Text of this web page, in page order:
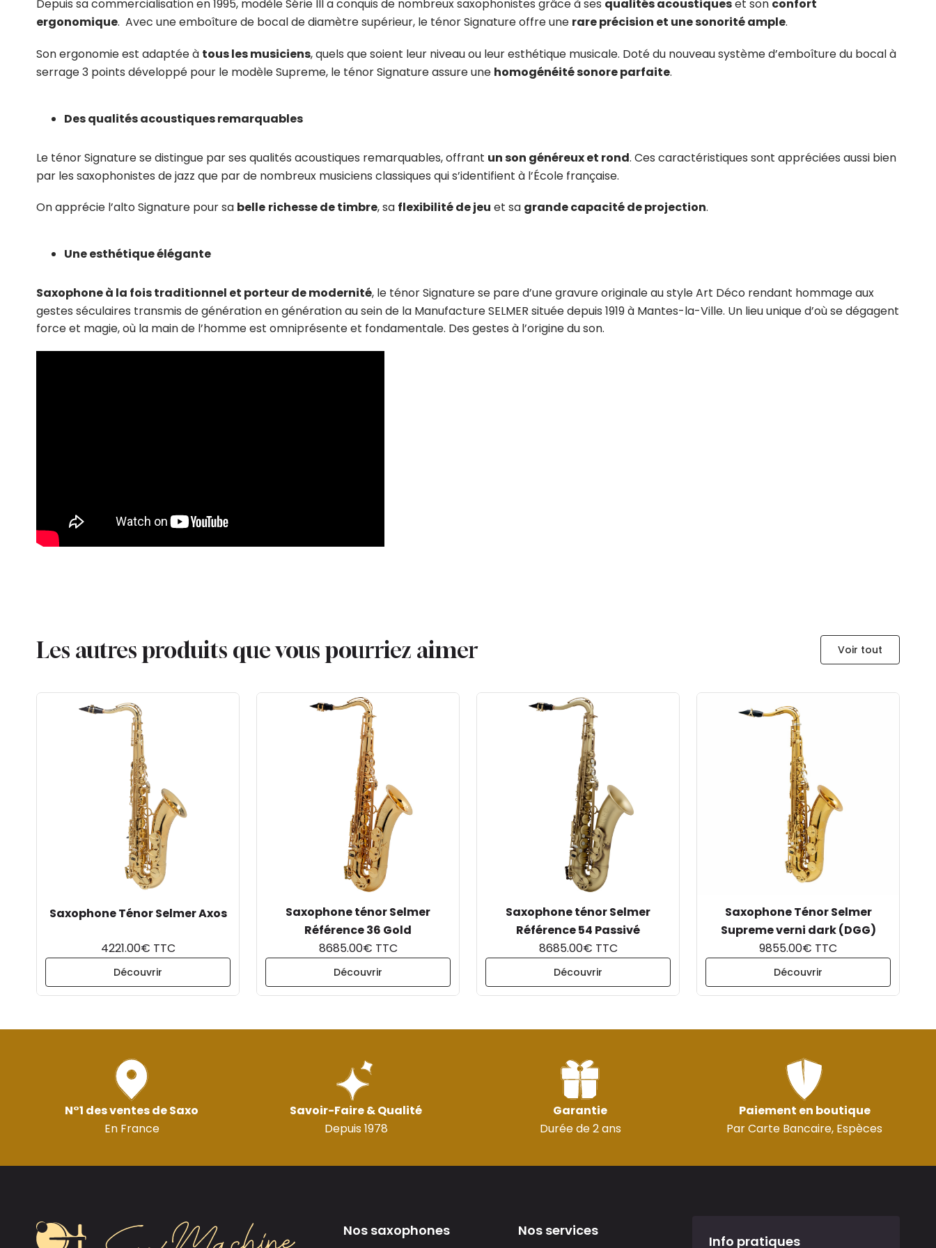
Depuis sa commercialisation en 1995, modèle Série III a conquis de nombreux saxophonistes grâce à ses qualités acoustiqueset son confort
ergonomique. Avec une emboîture de bocal de diamètre supérieur, le ténor Signature offre une rare précision et une sonorité ample.
Son ergonomie est adaptée à tous les musiciens, quels que soient leur niveau ou leur esthétique musicale. Doté du nouveau système d’emboîture du bocal à
serrage 3 points développé pour le modèle Supreme, le ténor Signature assure une homogénéité sonore parfaite.
Des qualités acoustiques remarquables
Le ténor Signature se distingue par ses qualités acoustiques remarquables, offrant un son généreux et rond. Ces caractéristiques sont appréciées aussi bien
par les saxophonistes de jazz que par de nombreux musiciens classiques qui s’identifient à l’École française.
On apprécie l’alto Signature pour sa belle richesse de timbre, sa flexibilité de jeu et sa grande capacité de projection.
Une esthétique élégante
Saxophone à la fois traditionnel et porteur de modernité, le ténor Signature se pare d’une gravure originale au style Art Déco rendant hommage aux
gestes séculaires transmis de génération en génération au sein de la Manufacture SELMER située depuis 1919 à Mantes-la-Ville. Un lieu unique d’où se dégagent
force et magie, où la main de l’homme est omniprésente et fondamentale. Des gestes à l’origine du son.
Les autres produits que vous pourriez aimer Voir tout
Saxophone Ténor Selmer Axos
4221.00€ TTC
Découvrir
Saxophone ténor Selmer
Référence 36 Gold
8685.00€ TTC
Découvrir
Saxophone ténor Selmer
Référence 54 Passivé
8685.00€ TTC
Découvrir
Saxophone Ténor Selmer
Supreme verni dark (DGG)
9855.00€ TTC
Découvrir
N°1 des ventes de Saxo
En France
Savoir-Faire & Qualité
Depuis 1978
Garantie
Durée de 2 ans
Paiement en boutique
Par Carte Bancaire, Espèces
Nos saxophones Nos services
Info pratiques